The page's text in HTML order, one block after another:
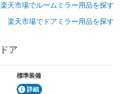
楽天市場でルームミラー用品を探す
楽天市場でドアミラー用品を探す
ドア
標準装備
詳細